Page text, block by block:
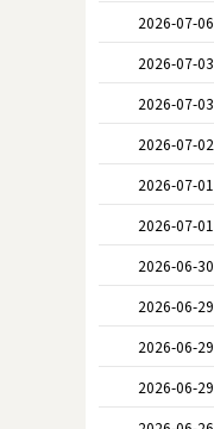
2026-07-06
2026-07-03
2026-07-03
2026-07-02
2026-07-01
2026-07-01
2026-06-30
2026-06-29
2026-06-29
2026-06-29